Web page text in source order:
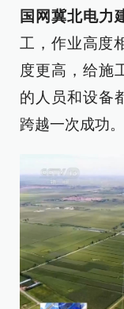
国网冀北电力
工，作业高度
度更高，给施
的人员和设备
跨越一次成功。